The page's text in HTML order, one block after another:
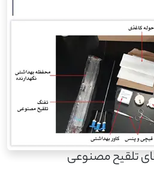
تلقیح مصنوعی